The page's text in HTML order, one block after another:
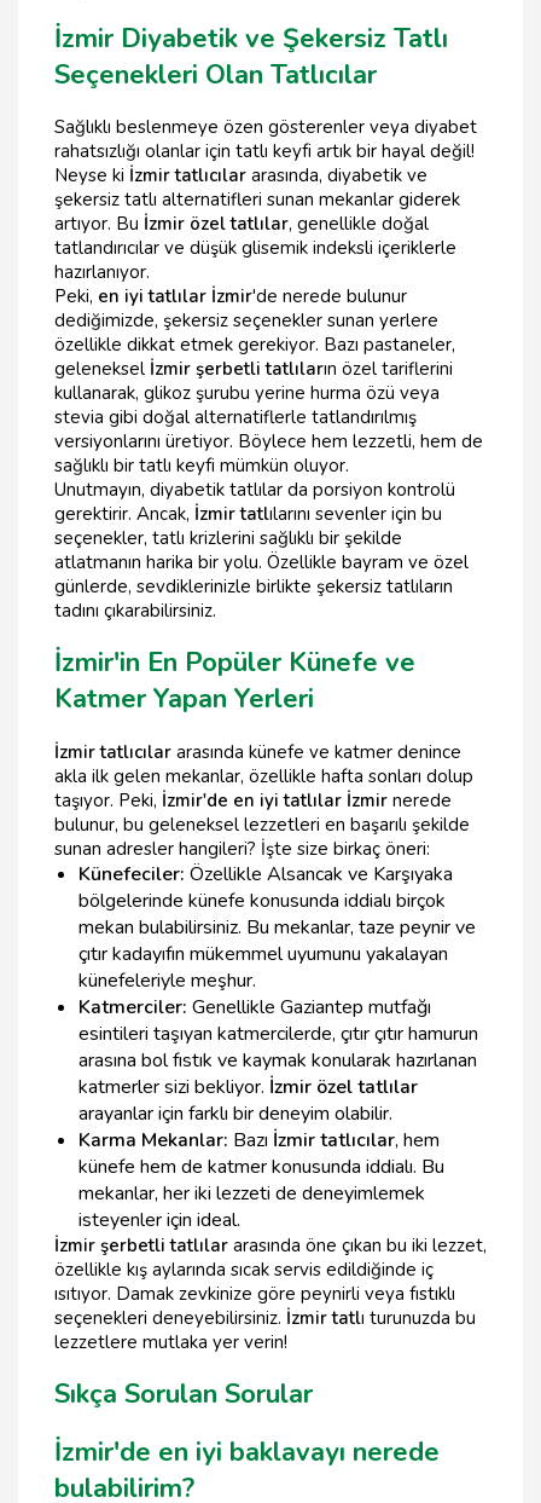
İzmir Diyabetik ve Şekersiz Tatlı
Seçenekleri Olan Tatlıcılar
Sağlıklı beslenmeye özen gösterenler veya diyabet
rahatsızlığı olanlar için tatlı keyfi artık bir hayal değil!
Neyse ki İzmir tatlıcılar arasında, diyabetik ve
şekersiz tatlı alternatifleri sunan mekanlar giderek
artıyor. Bu İzmir özel tatlılar, genellikle doğal
tatlandırıcılar ve düşük glisemik indeksli içeriklerle
hazırlanıyor.
Peki, en iyi tatlılar İzmir'de nerede bulunur
dediğimizde, şekersiz seçenekler sunan yerlere
özellikle dikkat etmek gerekiyor. Bazı pastaneler,
geleneksel İzmir şerbetli tatlıların özel tariflerini
kullanarak, glikoz şurubu yerine hurma özü veya
stevia gibi doğal alternatiflerle tatlandırılmış
versiyonlarını üretiyor. Böylece hem lezzetli, hem de
sağlıklı bir tatlı keyfi mümkün oluyor.
Unutmayın, diyabetik tatlılar da porsiyon kontrolü
gerektirir. Ancak, İzmir tatlılarını sevenler için bu
seçenekler, tatlı krizlerini sağlıklı bir şekilde
atlatmanın harika bir yolu. Özellikle bayram ve özel
günlerde, sevdiklerinizle birlikte şekersiz tatlıların
tadını çıkarabilirsiniz.
İzmir'in En Popüler Künefe ve
Katmer Yapan Yerleri
İzmir tatlıcılar arasında künefe ve katmer denince
akla ilk gelen mekanlar, özellikle hafta sonları dolup
taşıyor. Peki, İzmir'de en iyi tatlılar İzmir nerede
bulunur, bu geleneksel lezzetleri en başarılı şekilde
sunan adresler hangileri? İşte size birkaç öneri:
Künefeciler: Özellikle Alsancak ve Karşıyaka
bölgelerinde künefe konusunda iddialı birçok
mekan bulabilirsiniz. Bu mekanlar, taze peynir ve
çıtır kadayıfın mükemmel uyumunu yakalayan
künefeleriyle meşhur.
Katmerciler: Genellikle Gaziantep mutfağı
esintileri taşıyan katmercilerde, çıtır çıtır hamurun
arasına bol fıstık ve kaymak konularak hazırlanan
katmerler sizi bekliyor. İzmir özel tatlılar
arayanlar için farklı bir deneyim olabilir.
Karma Mekanlar: Bazı İzmir tatlıcılar, hem
künefe hem de katmer konusunda iddialı. Bu
mekanlar, her iki lezzeti de deneyimlemek
isteyenler için ideal.
İzmir şerbetli tatlılar arasında öne çıkan bu iki lezzet,
özellikle kış aylarında sıcak servis edildiğinde iç
ısıtıyor. Damak zevkinize göre peynirli veya fıstıklı
seçenekleri deneyebilirsiniz. İzmir tatlı turunuzda bu
lezzetlere mutlaka yer verin!
Sıkça Sorulan Sorular
İzmir'de en iyi baklavayı nerede
bulabilirim?